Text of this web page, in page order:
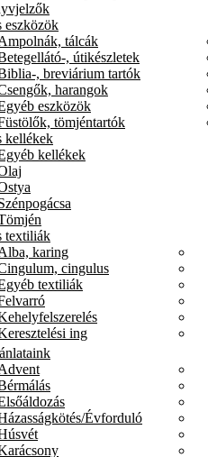
tálcák
, útikészletek
, breviárium tartók
harangok
eszközök
tömjéntartók
kellékek
kellékek
textiliák
karing
cingulus
textiliák
ing
Évforduló